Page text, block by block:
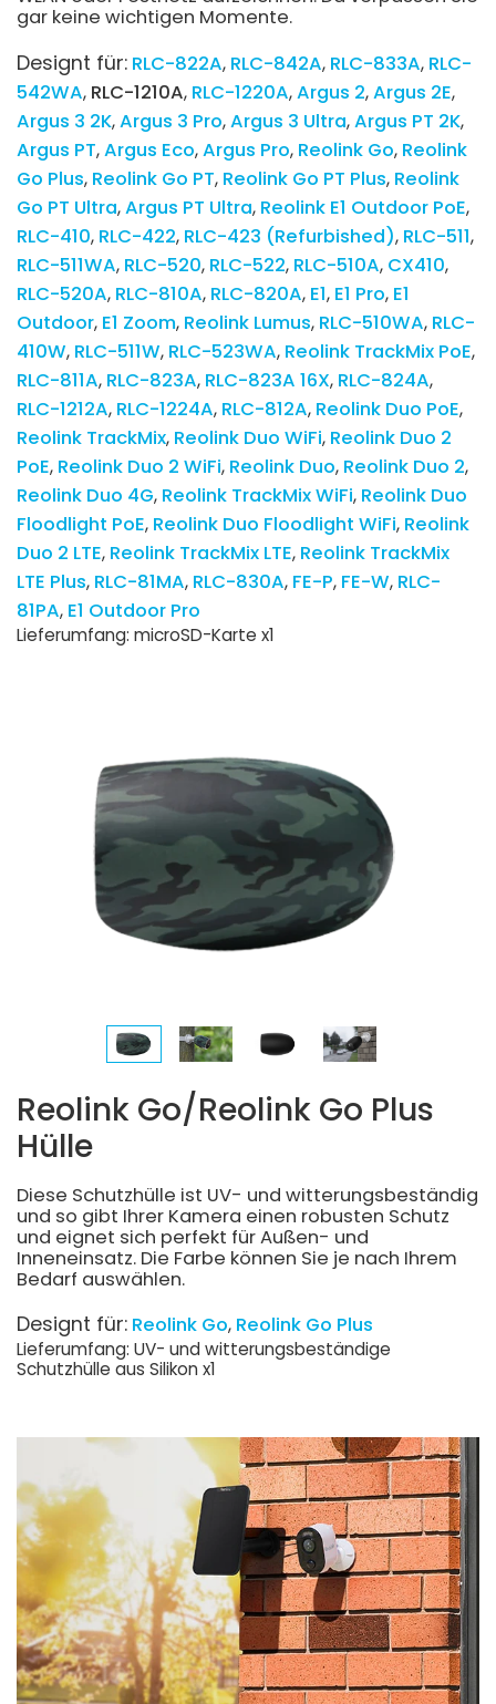
gar keine wichtigen Momente.
Designt für: RLC-822A RLC-842A RLC-833A RLC-
542WA RLC-1210A RLC-1220A Argus 2 Argus 2E
Argus 3 2K Argus 3 Pro Argus 3 Ultra Argus PT 2K
Argus PT Argus Eco Argus Pro Reolink Go Reolink
Go Plus Reolink Go PT Reolink Go PT Plus Reolink
Go PT Ultra Argus PT Ultra Reolink E1 Outdoor PoE
RLC-410 RLC-422 RLC-423 (Refurbished) RLC-511
RLC-511WA RLC-520 RLC-522 RLC-510A CX410
RLC-520A RLC-810A RLC-820A E1 E1 Pro E1
Outdoor E1 Zoom Reolink Lumus RLC-510WA RLC-
410W RLC-511W RLC-523WA Reolink TrackMix PoE
RLC-811A RLC-823A RLC-823A 16X RLC-824A
RLC-1212A RLC-1224A RLC-812A Reolink Duo PoE
Reolink TrackMix Reolink Duo WiFi Reolink Duo 2
PoE Reolink Duo 2 WiFi Reolink Duo Reolink Duo 2
Reolink Duo 4G Reolink TrackMix WiFi Reolink Duo
Floodlight PoE Reolink Duo Floodlight WiFi Reolink
Duo 2 LTE Reolink TrackMix LTE Reolink TrackMix
LTE Plus RLC-81MA RLC-830A FE-P FE-W RLC-
81PA E1 Outdoor Pro
Lieferumfang: microSD-Karte x1
Reolink Go/Reolink Go Plus
Hülle
Diese Schutzhülle ist UV- und witterungsbeständig
und so gibt Ihrer Kamera einen robusten Schutz
und eignet sich perfekt für Außen- und
Inneneinsatz. Die Farbe können Sie je nach Ihrem
Bedarf auswählen.
Designt für: Reolink Go Reolink Go Plus
Lieferumfang: UV- und witterungsbeständige
Schutzhülle aus Silikon x1